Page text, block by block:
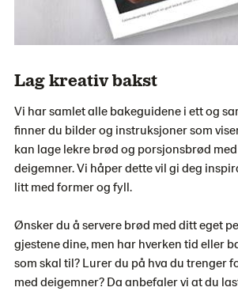
Lag kreativ bakst
Vi har samlet alle bakeguidene i ett og
finner du bilder og instruksjoner som
kan lage lekre brød og porsjonsbrød
deigemner. Vi håper dette vil gi deg
litt med former og fyll.
Ønsker du å servere brød med ditt eget
gjestene dine, men har hverken tid eller
som skal til? Lurer du på hva du trenger
med deigemner? Da anbefaler vi at du